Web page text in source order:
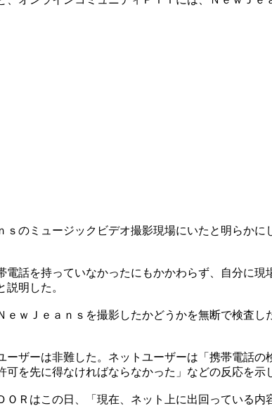
のミュージックビデオ撮影現場にいたと明らか
話を持っていなかったにもかかわらず、自分に
明した。
ｗＪｅａｎｓを撮影したかどうかを無断で検査
ザーは非難した。ネットユーザーは「携帯電話
を先に得なければならなかった」などの反応を示
Ｒはこの日、「現在、ネット上に出回っている内